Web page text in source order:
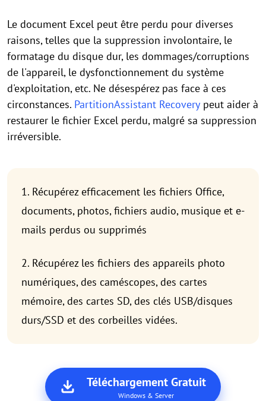
Le document Excel peut être perdu pour diverses
raisons, telles que la suppression involontaire, le
formatage du disque dur, les dommages/corruptions
de l'appareil, le dysfonctionnement du système
d'exploitation, etc. Ne désespérez pas face à ces
circonstances. PartitionAssistant Recovery peut aider à
restaurer le fichier Excel perdu, malgré sa suppression
irréversible.
1. Récupérez efficacement les fichiers Office,
documents, photos, fichiers audio, musique et e-
mails perdus ou supprimés
2. Récupérez les fichiers des appareils photo
numériques, des caméscopes, des cartes
mémoire, des cartes SD, des clés USB/disques
durs/SSD et des corbeilles vidées.
Téléchargement Gratuit
Windows & Server